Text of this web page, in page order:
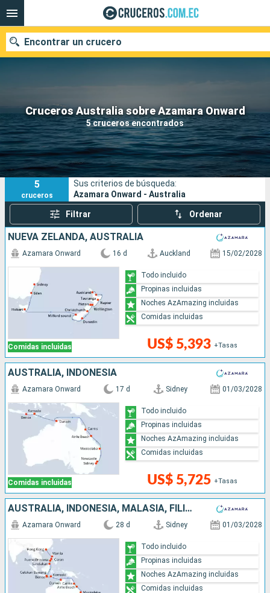
Cruceros Australia sobre Azamara Onward
5 cruceros encontrados
Encontrar un crucero
Nuestros destinos
Fecha de salida
Puertos Compañías
Buscar
5
cruceros
Sus criterios de búsqueda:
Azamara Onward - Australia
Filtrar Ordenar
NUEVA ZELANDA, AUSTRALIA
Comidas incluidas
Azamara Onward 16 d Auckland 15/02/2028
US$ 5,393 +Tasas
Todo incluido
Propinas incluidas
Noches AzAmazing incluidas
Comidas incluidas
AUSTRALIA, INDONESIA
Comidas incluidas
Azamara Onward 17 d Sidney 01/03/2028
US$ 5,725 +Tasas
Todo incluido
Propinas incluidas
Noches AzAmazing incluidas
Comidas incluidas
AUSTRALIA, INDONESIA, MALASIA, FILIPINAS, CHINA
Azamara Onward 28 d Sidney 01/03/2028
Todo incluido
Propinas incluidas
Noches AzAmazing incluidas
Comidas incluidas